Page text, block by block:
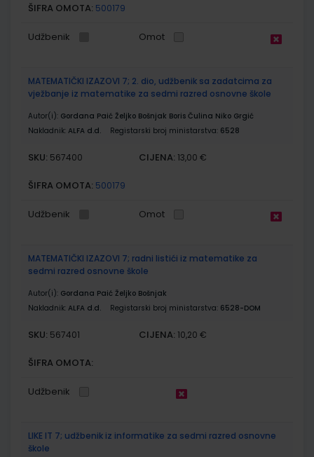
ŠIFRA OMOTA: 500179
Udžbenik Omot
MATEMATIČKI IZAZOVI 7; 2. dio, udžbenik sa zadatcima za
vježbanje iz matematike za sedmi razred osnovne škole
Autor(i): Gordana Paić Željko Bošnjak Boris Čulina Niko Grgić
Nakladnik: ALFA d.d. Registarski broj ministarstva: 6528
SKU: 567400 CIJENA: 13,00 €
ŠIFRA OMOTA: 500179
Udžbenik Omot
MATEMATIČKI IZAZOVI 7; radni listići iz matematike za
sedmi razred osnovne škole
Autor(i): Gordana Paić Željko Bošnjak
Nakladnik: ALFA d.d. Registarski broj ministarstva: 6528-DOM
SKU: 567401 CIJENA: 10,20 €
ŠIFRA OMOTA:
Udžbenik
LIKE IT 7; udžbenik iz informatike za sedmi razred osnovne
škole